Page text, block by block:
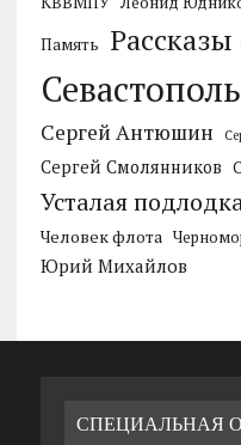
Память
Севастополь
Сергей Антюшин
Сергей Смолянников
Усталая
Человек флота
Юрий Михайлов
СПЕЦИАЛЬНАЯ